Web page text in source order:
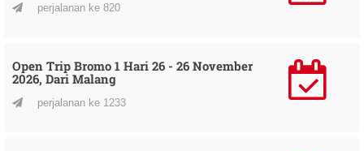
perjalanan ke 820
Open Trip Bromo 1 Hari 26 - 26 November
2026, Dari Malang
perjalanan ke 1233